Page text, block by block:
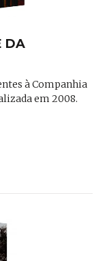
DA
à Companhia
em 2008.